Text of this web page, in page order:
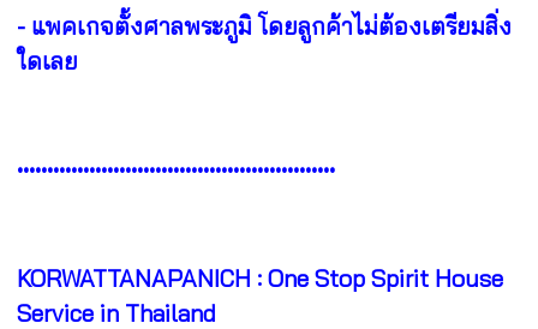
- แพคเกจตั้งศาลพระภูมิ โดยลูกค้าไม่ต้องเตรียมสิ่ง
ใดเลย
•••••••••••••••••••••••••••••••••••••••••••••••••••••
KORWATTANAPANICH : One Stop Spirit House
Service in Thailand